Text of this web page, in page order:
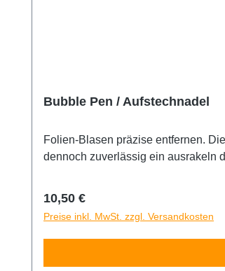
Bubble Pen / Aufstechnadel
Folien-Blasen präzise entfernen. Die superfeine
dennoch zuverlässig ein
Regulärer Preis:
10,50 €
Preise inkl. MwSt. zzgl. Versandkosten